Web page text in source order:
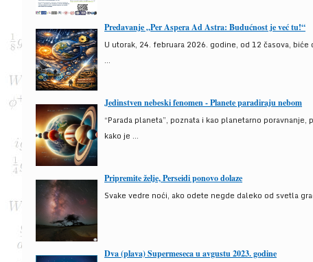
Predavanje „Per Aspera Ad Astra: Budućnost je već tu!“
U utorak, 24. februara 2026. godine, od 12 časova,
...
Jedinstven nebeski fenomen - Planete paradiraju nebom
“Parada planeta”, poznata i kao planetarno
kako je ...
Pripremite želje, Perseidi ponovo dolaze
Svake vedre noći, ako odete negde daleko od svetla
Dva (plava) Supermeseca u avgustu 2023. godine